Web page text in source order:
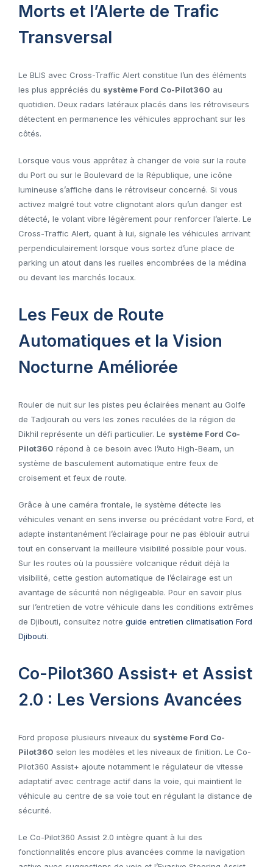
Morts et l’Alerte de Trafic
Transversal
Le BLIS avec Cross-Traffic Alert constitue l’un des éléments
les plus appréciés du système Ford Co-Pilot360 au
quotidien. Deux radars latéraux placés dans les rétroviseurs
détectent en permanence les véhicules approchant sur les
côtés.
Lorsque vous vous apprêtez à changer de voie sur la route
du Port ou sur le Boulevard de la République, une icône
lumineuse s’affiche dans le rétroviseur concerné. Si vous
activez malgré tout votre clignotant alors qu’un danger est
détecté, le volant vibre légèrement pour renforcer l’alerte. Le
Cross-Traffic Alert, quant à lui, signale les véhicules arrivant
perpendiculairement lorsque vous sortez d’une place de
parking un atout dans les ruelles encombrées de la médina
ou devant les marchés locaux.
Les Feux de Route
Automatiques et la Vision
Nocturne Améliorée
Rouler de nuit sur les pistes peu éclairées menant au Golfe
de Tadjourah ou vers les zones reculées de la région de
Dikhil représente un défi particulier. Le système Ford Co-
Pilot360 répond à ce besoin avec l’Auto High-Beam, un
système de basculement automatique entre feux de
croisement et feux de route.
Grâce à une caméra frontale, le système détecte les
véhicules venant en sens inverse ou précédant votre Ford, et
adapte instantanément l’éclairage pour ne pas éblouir autrui
tout en conservant la meilleure visibilité possible pour vous.
Sur les routes où la poussière volcanique réduit déjà la
visibilité, cette gestion automatique de l’éclairage est un
avantage de sécurité non négligeable. Pour en savoir plus
sur l’entretien de votre véhicule dans les conditions extrêmes
de Djibouti, consultez notre guide entretien climatisation Ford
Djibouti.
Co-Pilot360 Assist+ et Assist
2.0 : Les Versions Avancées
Ford propose plusieurs niveaux du système Ford Co-
Pilot360 selon les modèles et les niveaux de finition. Le Co-
Pilot360 Assist+ ajoute notamment le régulateur de vitesse
adaptatif avec centrage actif dans la voie, qui maintient le
véhicule au centre de sa voie tout en régulant la distance de
sécurité.
Le Co-Pilot360 Assist 2.0 intègre quant à lui des
fonctionnalités encore plus avancées comme la navigation